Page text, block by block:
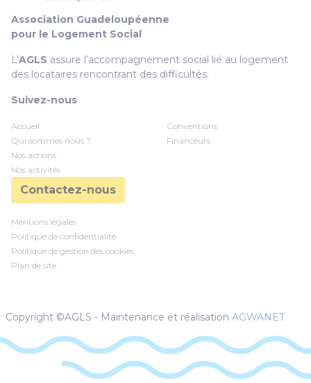
Association Guadeloupéenne
pour le Logement Social
L’AGLS assure l’accompagnement social lié au logement
des locataires rencontrant des difficultés.
Suivez-nous
Accueil
Qui sommes nous ?
Nos actions
Nos activités
Conventions
Financeurs
Contactez-nous
Mentions légales
Politique de confidentialité
Politique de gestion des cookies
Plan de site
Copyright ©AGLS - Maintenance et réalisation AGWANET